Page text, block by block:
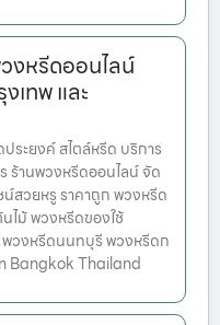
งหรีดออนไลน์
เทพ และ
ะยงค์ สไตล์หรีด บริการ
ร้านพวงหรีดออนไลน์ จัด
สวยหรู ราคาถูก พวงหรีด
ม้ พวงหรีดของใช้
วงหรีดนนทบุรี พวงหรีดก
Bangkok Thailand